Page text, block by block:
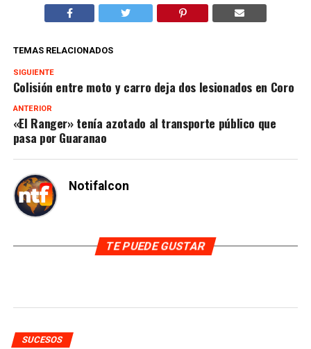
TEMAS RELACIONADOS
SIGUIENTE
Colisión entre moto y carro deja dos lesionados en Coro
ANTERIOR
«El Ranger» tenía azotado al transporte público que
pasa por Guaranao
Notifalcon
TE PUEDE GUSTAR
SUCESOS